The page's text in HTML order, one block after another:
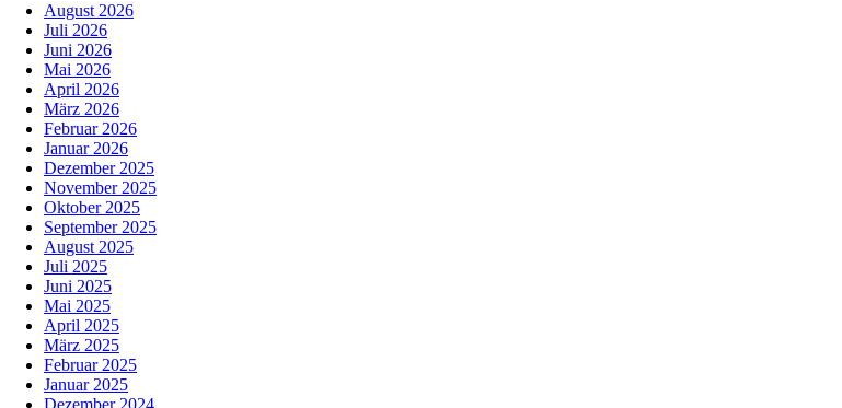
August 2026
Juli 2026
Juni 2026
Mai 2026
April 2026
März 2026
Februar 2026
Januar 2026
Dezember 2025
November 2025
Oktober 2025
September 2025
August 2025
Juli 2025
Juni 2025
Mai 2025
April 2025
März 2025
Februar 2025
Januar 2025